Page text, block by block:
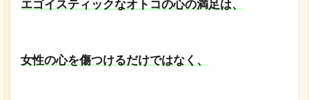
エゴイスティックなオトコの心の満足は、
女性の心を傷つけるだけではなく、